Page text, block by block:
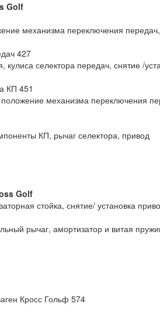
Golf
механизма переключения передач,
427
селектора передач, снятие /
КП 451
механизма переключения
КП, рычаг селектора, привод
Golf
стойка, снятие/ установка
рычаг, амортизатор и витая
Кросс Гольф 574